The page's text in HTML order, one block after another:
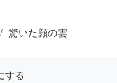
驚いた顔の雲
する